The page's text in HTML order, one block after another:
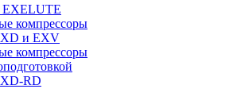
EXELUTE
компрессоры
и EXV
компрессоры
RD